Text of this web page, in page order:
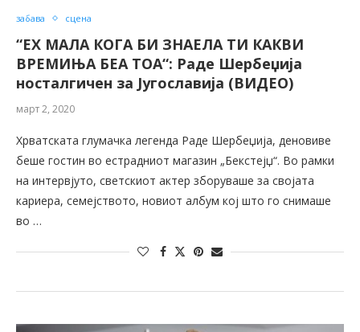
забава сцена
“ЕХ МАЛА КОГА БИ ЗНАЕЛА ТИ КАКВИ
ВРЕМИЊА БЕА ТОА“: Раде Шербеџија
носталгичен за Југославија (ВИДЕО)
март 2, 2020
Хрватската глумачка легенда Раде Шербеџија, деновиве
беше гостин во естрадниот магазин „Бекстејџ“. Во рамки
на интервјуто, светскиот актер зборуваше за својата
кариера, семејството, новиот албум кој што го снимаше
во …